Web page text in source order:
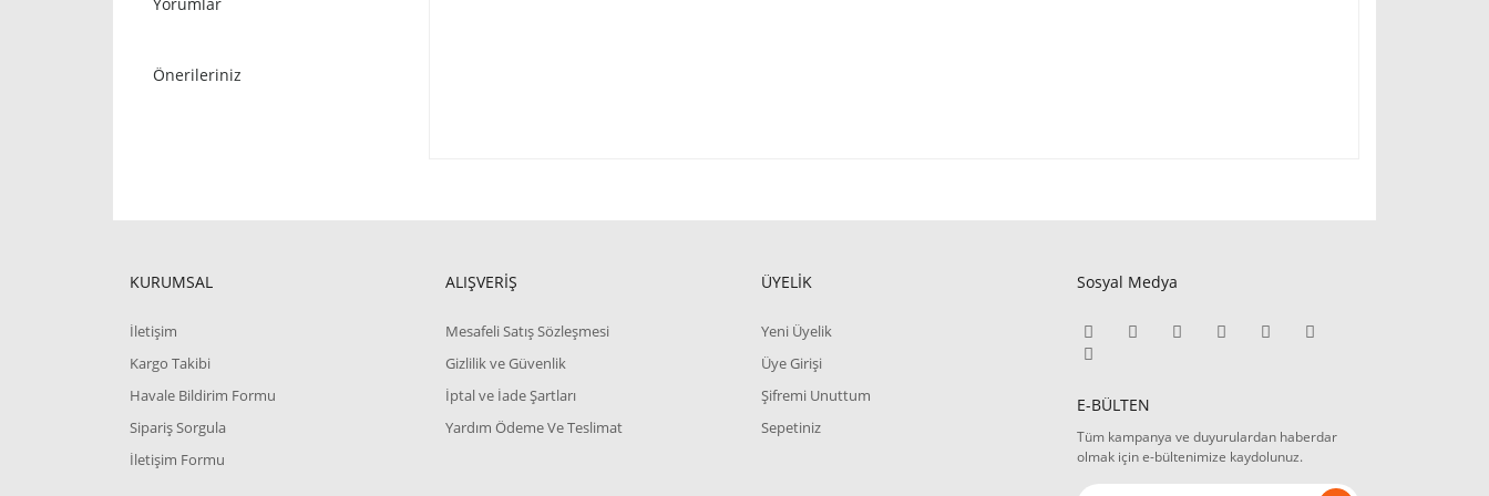
Önerileriniz
KURUMSAL
İletişim
Kargo Takibi
Havale Bildirim Formu
Sipariş Sorgula
İletişim Formu
ALIŞVERİŞ
Mesafeli Satış Sözleşmesi
Gizlilik ve Güvenlik
İptal ve İade Şartları
Yardım Ödeme Ve Teslimat
ÜYELİK
Yeni Üyelik
Üye Girişi
Şifremi Unuttum
Sepetiniz
Sosyal Medya
E-BÜLTEN
Tüm kampanya ve duyurulardan haberdar
olmak için e-bültenimize kaydolunuz.